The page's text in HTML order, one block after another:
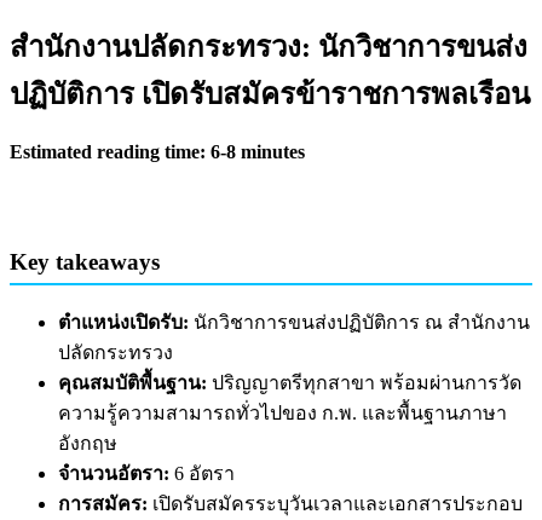
สำนักงานปลัดกระทรวง: นักวิชาการขนส่ง
ปฏิบัติการ เปิดรับสมัครข้าราชการพลเรือน
Estimated reading time: 6-8 minutes
Key takeaways
ตำแหน่งเปิดรับ: นักวิชาการขนส่งปฏิบัติการ ณ สำนักงาน
ปลัดกระทรวง
คุณสมบัติพื้นฐาน: ปริญญาตรีทุกสาขา พร้อมผ่านการวัด
ความรู้ความสามารถทั่วไปของ ก.พ. และพื้นฐานภาษา
อังกฤษ
จำนวนอัตรา: 6 อัตรา
การสมัคร: เปิดรับสมัครระบุวันเวลาและเอกสารประกอบ